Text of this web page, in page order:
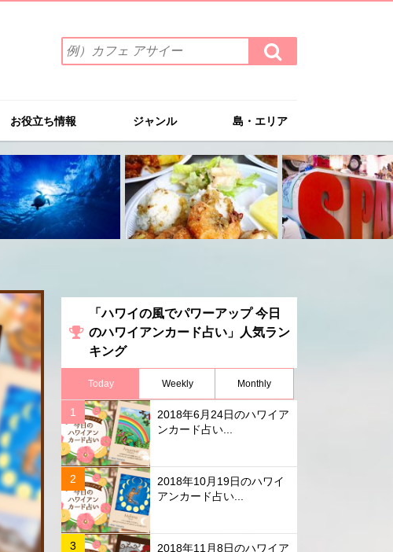
索
ワ
を
入
力
(例）
カ
フ
ェ
イ
検
索
す
お役立ち情報 ジャンル 島・エリア
「ハワイの風でパワーアップ 今日
のハワイアンカード占い」人気ラン
キング
Today Weekly Monthly
2018年6月24日のハワイア
ンカード占い...
2018年10月19日のハワイ
アンカード占い...
2018年11月8日のハワイア